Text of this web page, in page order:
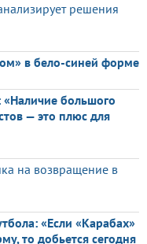
решения
в бело-синей форме
большого
— это плюс для
на возвращение в
«Если «Карабах»
то добьется сегодня